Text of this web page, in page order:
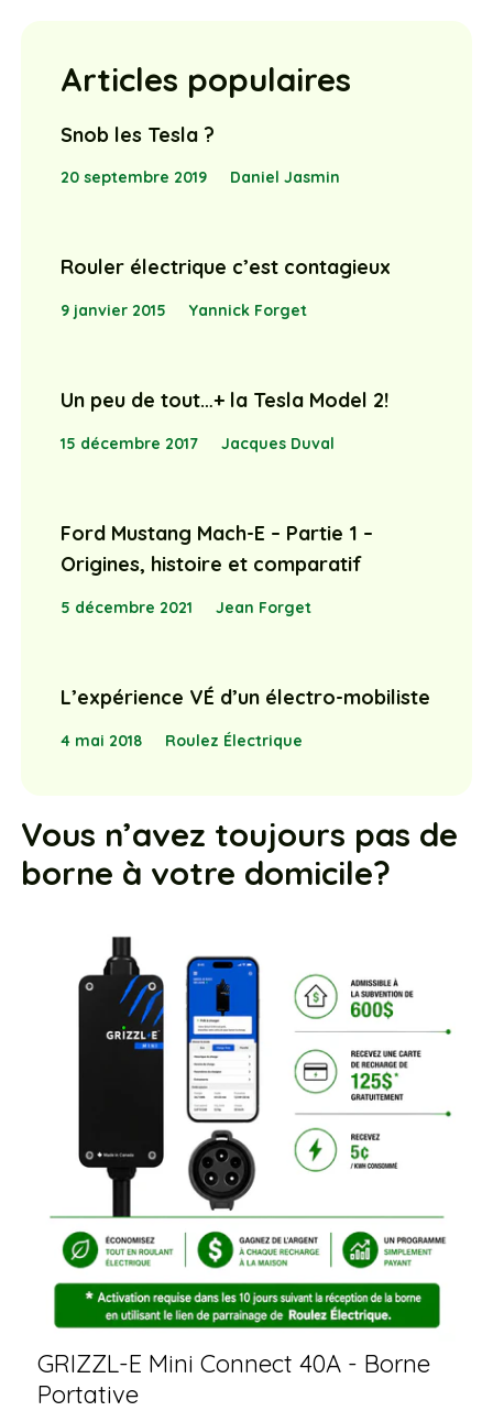
Articles populaires
Snob les Tesla ?
20 septembre 2019 Daniel Jasmin
Rouler électrique c’est contagieux
9 janvier 2015 Yannick Forget
Un peu de tout…+ la Tesla Model 2!
15 décembre 2017 Jacques Duval
Ford Mustang Mach-E – Partie 1 –
Origines, histoire et comparatif
5 décembre 2021 Jean Forget
L’expérience VÉ d’un électro-mobiliste
4 mai 2018 Roulez Électrique
Vous n’avez toujours pas de
borne à votre domicile?
GRIZZL-E Mini Connect 40A - Borne
Portative